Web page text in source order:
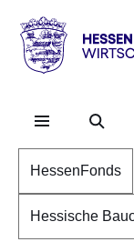
Hessen
Wirtschaft
HessenFonds
Hessische